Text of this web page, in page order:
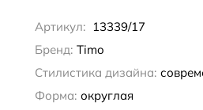
Артикул: 13339/17
Бренд: Timo
Стилистика дизайна:
Форма: округлая